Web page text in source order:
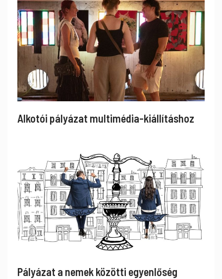
Alkotói pályázat multimédia-kiállításhoz
Pályázat a nemek közötti egyenlőség